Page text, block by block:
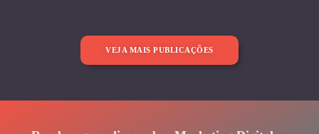
VEJA MAIS PUBLICAÇÕES